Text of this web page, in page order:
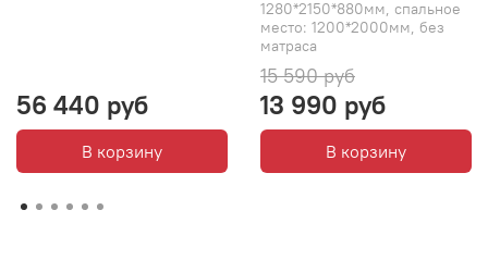
56 440 руб
В корзину
1280*2150*880мм, спальное
место: 1200*2000мм, без
матраса
15 590 руб
13 990 руб
В корзину